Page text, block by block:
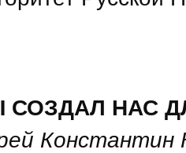
СОЗДАЛ НАС
Константин